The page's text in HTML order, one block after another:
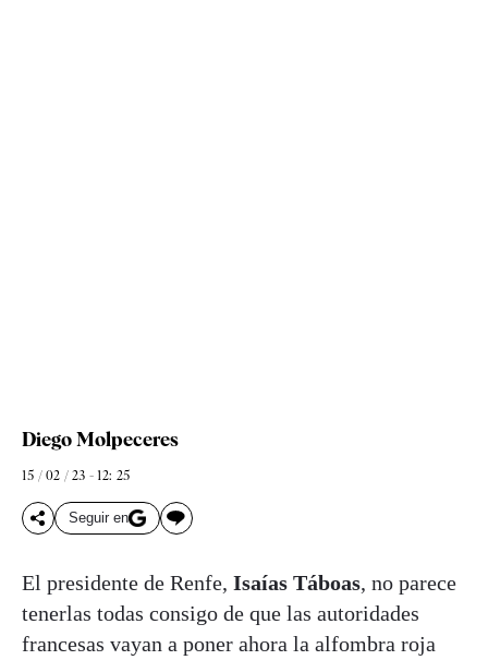
Diego Molpeceres
15 / 02 / 23 - 12: 25
Seguir en
El presidente de Renfe, Isaías Táboas, no parece
tenerlas todas consigo de que las autoridades
francesas vayan a poner ahora la alfombra roja